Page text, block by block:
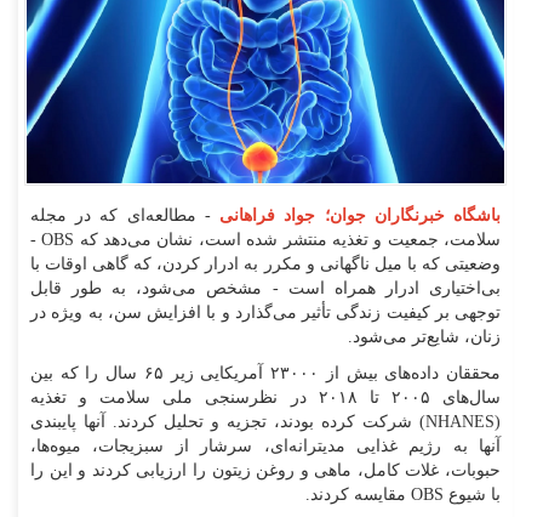
باشگاه خبرنگاران جوان؛ جواد فراهانی- مطالعه‌ای که در مجله
سلامت، جمعیت و تغذیه منتشر شده است، نشان می‌دهد که OBS -
وضعیتی که با میل ناگهانی و مکرر به ادرار کردن، که گاهی اوقات با
بی‌اختیاری ادرار همراه است - مشخص می‌شود، به طور قابل
توجهی بر کیفیت زندگی تأثیر می‌گذارد و با افزایش سن، به ویژه در
زنان، شایع‌تر می‌شود.
محققان داده‌های بیش از ۲۳۰۰۰ آمریکایی زیر ۶۵ سال را که بین
سال‌های ۲۰۰۵ تا ۲۰۱۸ در نظرسنجی ملی سلامت و تغذیه
(NHANES) شرکت کرده بودند، تجزیه و تحلیل کردند. آنها پایبندی
آنها به رژیم غذایی مدیترانه‌ای، سرشار از سبزیجات، میوه‌ها،
حبوبات، غلات کامل، ماهی و روغن زیتون را ارزیابی کردند و این را
با شیوع OBS مقایسه کردند.